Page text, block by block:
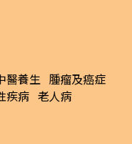
醫養生 腫瘤及癌症
疾病 老人病